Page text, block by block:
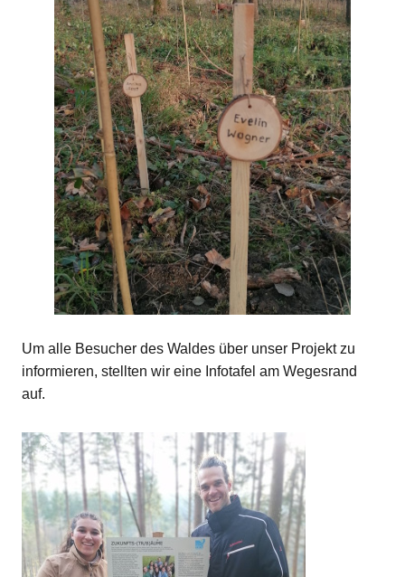
Um alle Besucher des Waldes über unser Projekt zu
informieren, stellten wir eine Infotafel am Wegesrand
auf.